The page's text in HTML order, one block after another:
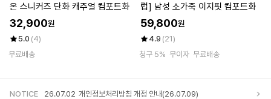
온 스니커즈 단화 캐주얼 컴포트화
32,900원
5.0 (4)
무료배송
럽] 남성 소가죽 이지핏 컴포트화
59,800원
4.9 (21)
청구 5% 무이자 무료배송
NOTICE 26.07.02 개인정보처리방침 개정 안내(26.07.09)